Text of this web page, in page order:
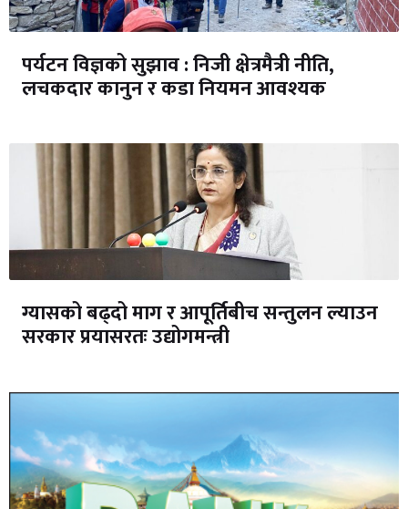
पर्यटन विज्ञको सुझाव : निजी क्षेत्रमैत्री नीति,
लचकदार कानुन र कडा नियमन आवश्यक
ग्यासको बढ्दो माग र आपूर्तिबीच सन्तुलन ल्याउन
सरकार प्रयासरतः उद्योगमन्त्री